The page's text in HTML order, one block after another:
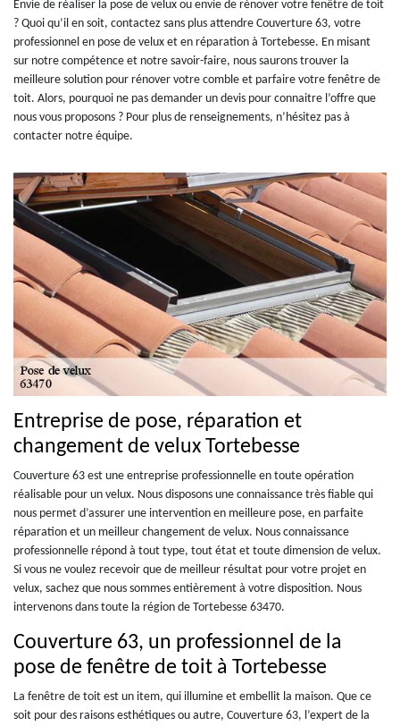
Envie de réaliser la pose de velux ou envie de rénover votre fenêtre de toit
? Quoi qu’il en soit, contactez sans plus attendre Couverture 63, votre
professionnel en pose de velux et en réparation à Tortebesse. En misant
sur notre compétence et notre savoir-faire, nous saurons trouver la
meilleure solution pour rénover votre comble et parfaire votre fenêtre de
toit. Alors, pourquoi ne pas demander un devis pour connaitre l’offre que
nous vous proposons ? Pour plus de renseignements, n’hésitez pas à
contacter notre équipe.
Entreprise de pose, réparation et
changement de velux Tortebesse
Couverture 63 est une entreprise professionnelle en toute opération
réalisable pour un velux. Nous disposons une connaissance très fiable qui
nous permet d’assurer une intervention en meilleure pose, en parfaite
réparation et un meilleur changement de velux. Nous connaissance
professionnelle répond à tout type, tout état et toute dimension de velux.
Si vous ne voulez recevoir que de meilleur résultat pour votre projet en
velux, sachez que nous sommes entièrement à votre disposition. Nous
intervenons dans toute la région de Tortebesse 63470.
Couverture 63, un professionnel de la
pose de fenêtre de toit à Tortebesse
La fenêtre de toit est un item, qui illumine et embellit la maison. Que ce
soit pour des raisons esthétiques ou autre, Couverture 63, l’expert de la